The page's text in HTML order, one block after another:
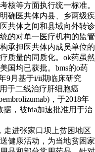
核等方面执行统一标准。
确医共体内县、乡两级疾
共体之间和县域向外转诊
的对单一医疗机构的监管
承担医共体内成员单位的
质量的同质化。ok药虽然
国均已获批。bms的o药
9月基于i/ii期临床研究
于二线治疗肝细胞癌
，于2018年
据，被fda加速批准用于治
走进张家口坝上贫困地区
健康活动，为当地贫困家